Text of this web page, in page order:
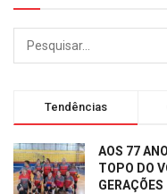
Tendências
AOS 77
TOPO DO
GERAÇÕES